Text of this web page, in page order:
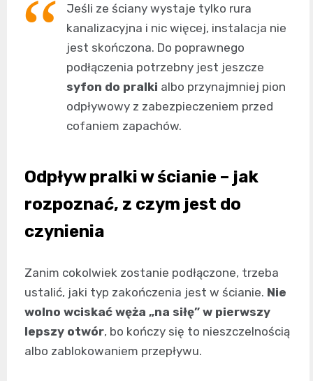
Jeśli ze ściany wystaje tylko rura
kanalizacyjna i nic więcej, instalacja nie
jest skończona. Do poprawnego
podłączenia potrzebny jest jeszcze
syfon do pralki albo przynajmniej pion
odpływowy z zabezpieczeniem przed
cofaniem zapachów.
Odpływ pralki w ścianie – jak
rozpoznać, z czym jest do
czynienia
Zanim cokolwiek zostanie podłączone, trzeba
ustalić, jaki typ zakończenia jest w ścianie. Nie
wolno wciskać węża „na siłę” w pierwszy
lepszy otwór, bo kończy się to nieszczelnością
albo zablokowaniem przepływu.